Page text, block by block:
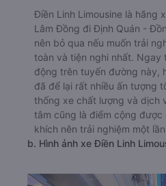
Điền Linh Limousine là hãng
Lâm Đồng đi Định Quán -
nên bỏ qua nếu muốn trải
toàn và tiện nghi nhất. Ngay
động trên tuyến đường này,
đã để lại rất nhiều ấn tượng
thống xe chất lượng và dịch
tâm cũng là điểm cộng
khích nên trải nghiệm một lần.
b. Hình ảnh xe Điền Linh